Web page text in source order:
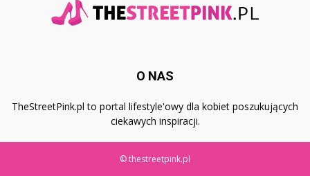
O NAS
TheStreetPink.pl to portal lifestyle'owy dla kobiet poszukujących
ciekawych inspiracji.
© thestreetpink.pl